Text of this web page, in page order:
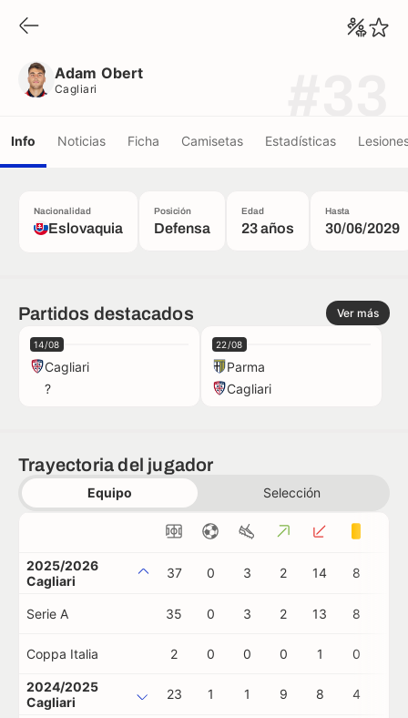
Adam Obert
Cagliari
Info Noticias Ficha Camisetas Estadísticas
Nacionalidad
Eslovaquia
Posición
Defensa
Edad
23 años
Hasta
30/06/2029
Partidos destacados Ver más
14/08
Cagliari
?
22/08
Parma
Cagliari
Trayectoria del jugador
Equipo Selección
2025/2026
Cagliari
37 0 3 2 14 8
Serie A 35 0 3 2 13 8
Coppa Italia 2 0 0 0 1 0
2024/2025
Cagliari
23 1 1 9 8 4